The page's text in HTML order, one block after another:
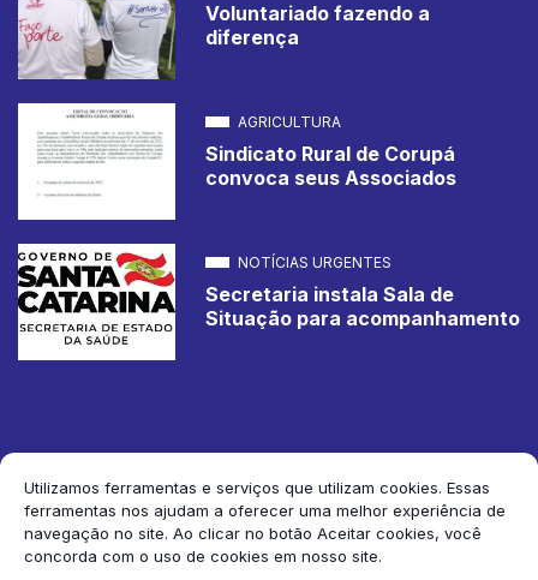
Utilizamos ferramentas e serviços que utilizam cookies. Essas
ferramentas nos ajudam a oferecer uma melhor experiência de
navegação no site. Ao clicar no botão Aceitar cookies, você
concorda com o uso de cookies em nosso site.
Voluntariado fazendo a
diferença
AGRICULTURA
Sindicato Rural de Corupá
convoca seus Associados
NOTÍCIAS URGENTES
Secretaria instala Sala de
Situação para acompanhamento
2026 Jornal de Corupá. Todos os direitos reservados.